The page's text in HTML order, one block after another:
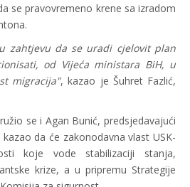
se pravovremeno krene sa izradom
zahtjevu da se uradi cjelovit plan
od Vijeća ministara BiH, u
migracija", kazao je Šuhret Fazlić,
se i Agan Bunić, predsjedavajući
da će zakonodavna vlast USK-
koje vode stabilizaciji stanja,
krize, a u pripremu Strategije